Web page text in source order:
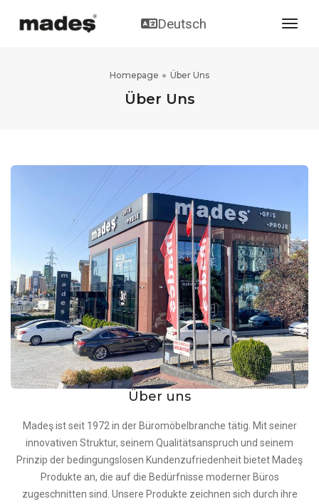
Deutsch
Homepage Über Uns
Über Uns
Über uns
Madeş ist seit 1972 in der Büromöbelbranche tätig. Mit seiner
innovativen Struktur, seinem Qualitätsanspruch und seinem
Prinzip der bedingungslosen Kundenzufriedenheit bietet Madeş
Produkte an, die auf die Bedürfnisse moderner Büros
zugeschnitten sind. Unsere Produkte zeichnen sich durch ihre